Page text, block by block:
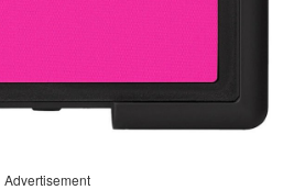
Advertisement